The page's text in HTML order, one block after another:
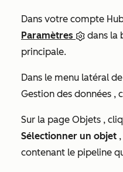
Dans votre compte
Paramètres
dans la
principale.
Dans le menu latéral
Gestion des données ,
Sur la page Objets ,
Sélectionner un objet
contenant le pipeline